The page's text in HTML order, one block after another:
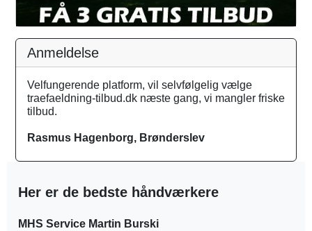
Anmeldelse
Velfungerende platform, vil selvfølgelig vælge
traefaeldning-tilbud.dk næste gang, vi mangler friske
tilbud.
Rasmus Hagenborg, Brønderslev
Her er de bedste håndværkere
MHS Service Martin Burski